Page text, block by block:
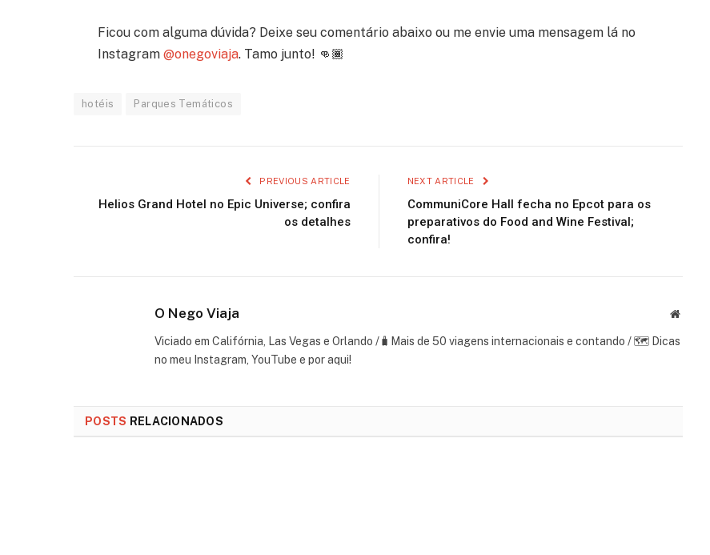
Ficou com alguma dúvida? Deixe seu comentário abaixo ou me envie uma mensagem lá no
Instagram @onegoviaja. Tamo junto! 👊🏾
hotéis Parques Temáticos
PREVIOUS ARTICLE
Helios Grand Hotel no Epic Universe; confira
os detalhes
NEXT ARTICLE
CommuniCore Hall fecha no Epcot para os
preparativos do Food and Wine Festival;
confira!
O Nego Viaja Website
Viciado em Califórnia, Las Vegas e Orlando /🧳Mais de 50 viagens internacionais e contando / 🗺 Dicas
no meu Instagram, YouTube e por aqui!
POSTS RELACIONADOS